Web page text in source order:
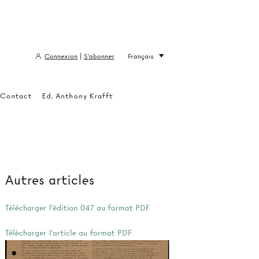
Autres articles
Télécharger l'édition 047 au format PDF
Télécharger l'article au format PDF
Contact Ed. Anthony Krafft
Connexion S'abonner Français